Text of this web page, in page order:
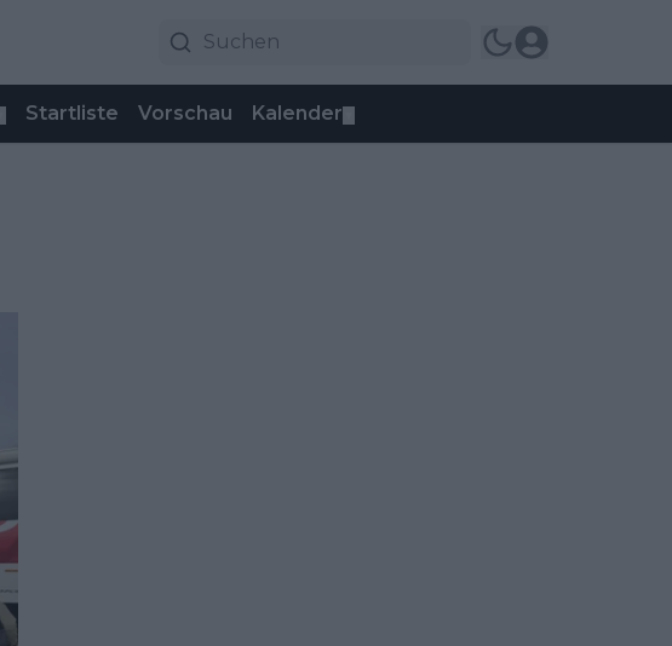
Startliste Vorschau Kalender